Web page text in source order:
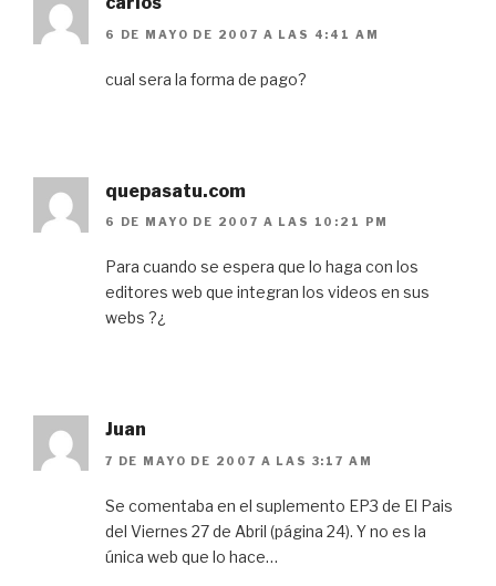
6 DE MAYO DE 2007 A LAS 4:41 AM
cual sera la forma de pago?
quepasatu.com
6 DE MAYO DE 2007 A LAS 10:21 PM
Para cuando se espera que lo haga con los
editores web que integran los videos en sus
webs ?¿
Juan
7 DE MAYO DE 2007 A LAS 3:17 AM
Se comentaba en el suplemento EP3 de El Pais
del Viernes 27 de Abril (página 24). Y no es la
única web que lo hace…